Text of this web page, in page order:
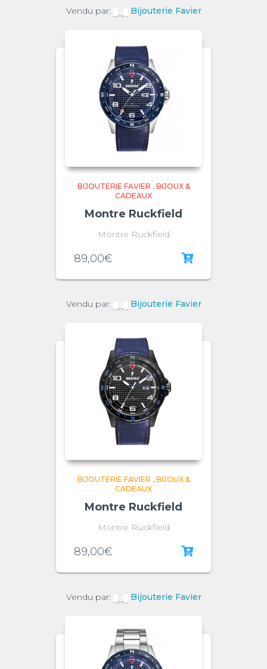
Vendu par: Bijouterie Favier
BIJOUTERIE FAVIER , BIJOUX &
CADEAUX
Montre Ruckfield
Montre Ruckfield
89,00€
Vendu par: Bijouterie Favier
BIJOUTERIE FAVIER , BIJOUX &
CADEAUX
Montre Ruckfield
Montre Ruckfield
89,00€
Vendu par: Bijouterie Favier